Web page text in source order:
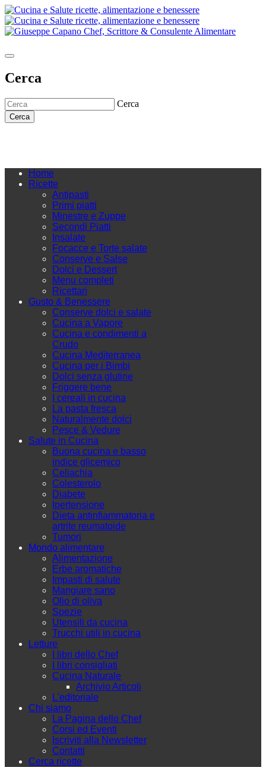
Cerca
Cerca
Cerca
Home
Ricette
Antipasti
Primi piatti
Minestre e Zuppe
Secondi Piatti
Insalate
Focacce e Torte salate
Conserve e Salse
Dolci e Dessert
Menu completi
Ricettari
Gusto & Benessere
Conserve dolci e salate
Cucina a Vapore
Cucina e condimenti a
Crudo
Cucina Mediterranea
Cucina per i Bimbi
Dolci senza glutine
Friggere bene
I cereali in cucina
La pasta fresca
Naturalmente dolci
Pesce & Vedure
Salute in Cucina
Buona cucina e basso
indice glicemico
Celiachia
Colesterolo
Diabete
Ipertensione
Dieta antinfiammatoria e
artrite reumatoide
Tumori
Mondo alimentare
Alimentazione
Erbe aromatiche
Impasti di salute
Mangiare sano
Olio di oliva
Spezie
Utensili da cucina
Trucchi utili in cucina
Letture
I libri dello Chef
I libri consigliati
Cucina Naturale
Archivio Articoli
L'editoriale
Chi siamo
La Pagina dello Chef
Corsi ed Eventi
Iscriviti alla Newsletter
Contatti
Cerca ricette